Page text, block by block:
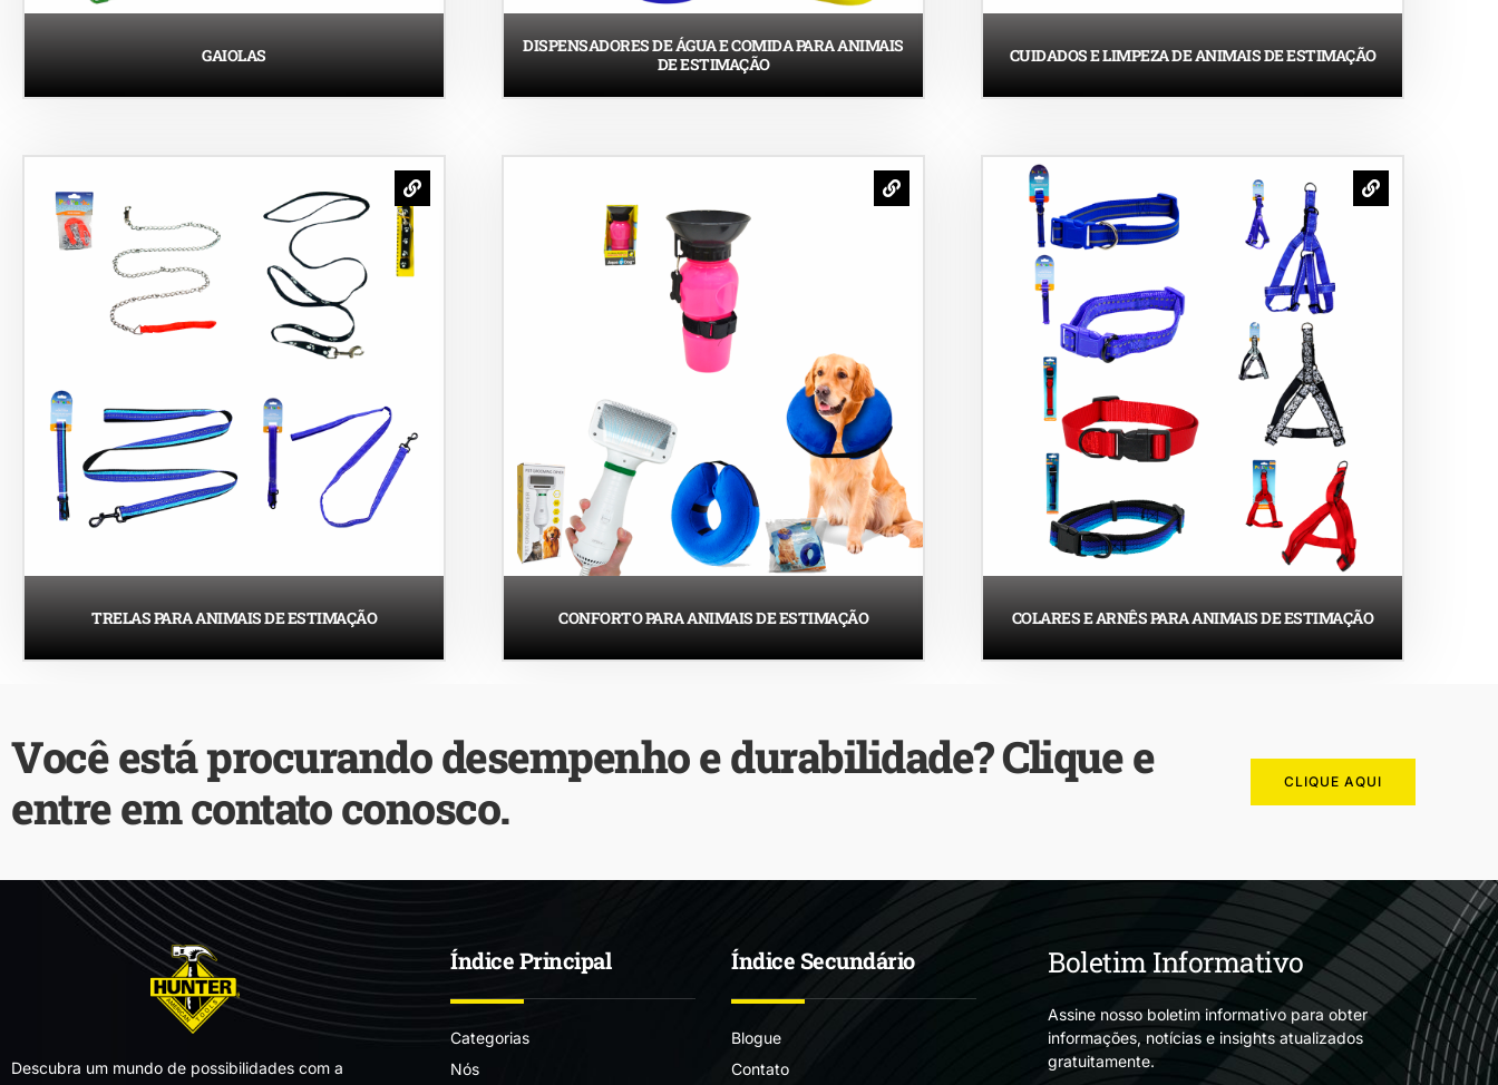
GAIOLAS
DISPENSADORES DE ÁGUA E COMIDA PARA ANIMAIS
DE ESTIMAÇÃO
CUIDADOS E LIMPEZA DE ANIMAIS DE ESTIMAÇÃO
TRELAS PARA ANIMAIS DE ESTIMAÇÃO CONFORTO PARA ANIMAIS DE ESTIMAÇÃO COLARES E ARNÊS PARA ANIMAIS DE ESTIMAÇÃO
Você está procurando desempenho e durabilidade? Clique e
entre em contato conosco.
CLIQUE AQUI
Descubra um mundo de possibilidades com a
Índice Principal
Categorias
Nós
Índice Secundário
Blogue
Contato
Boletim Informativo
Assine nosso boletim informativo para obter
informações, notícias e insights atualizados
gratuitamente.